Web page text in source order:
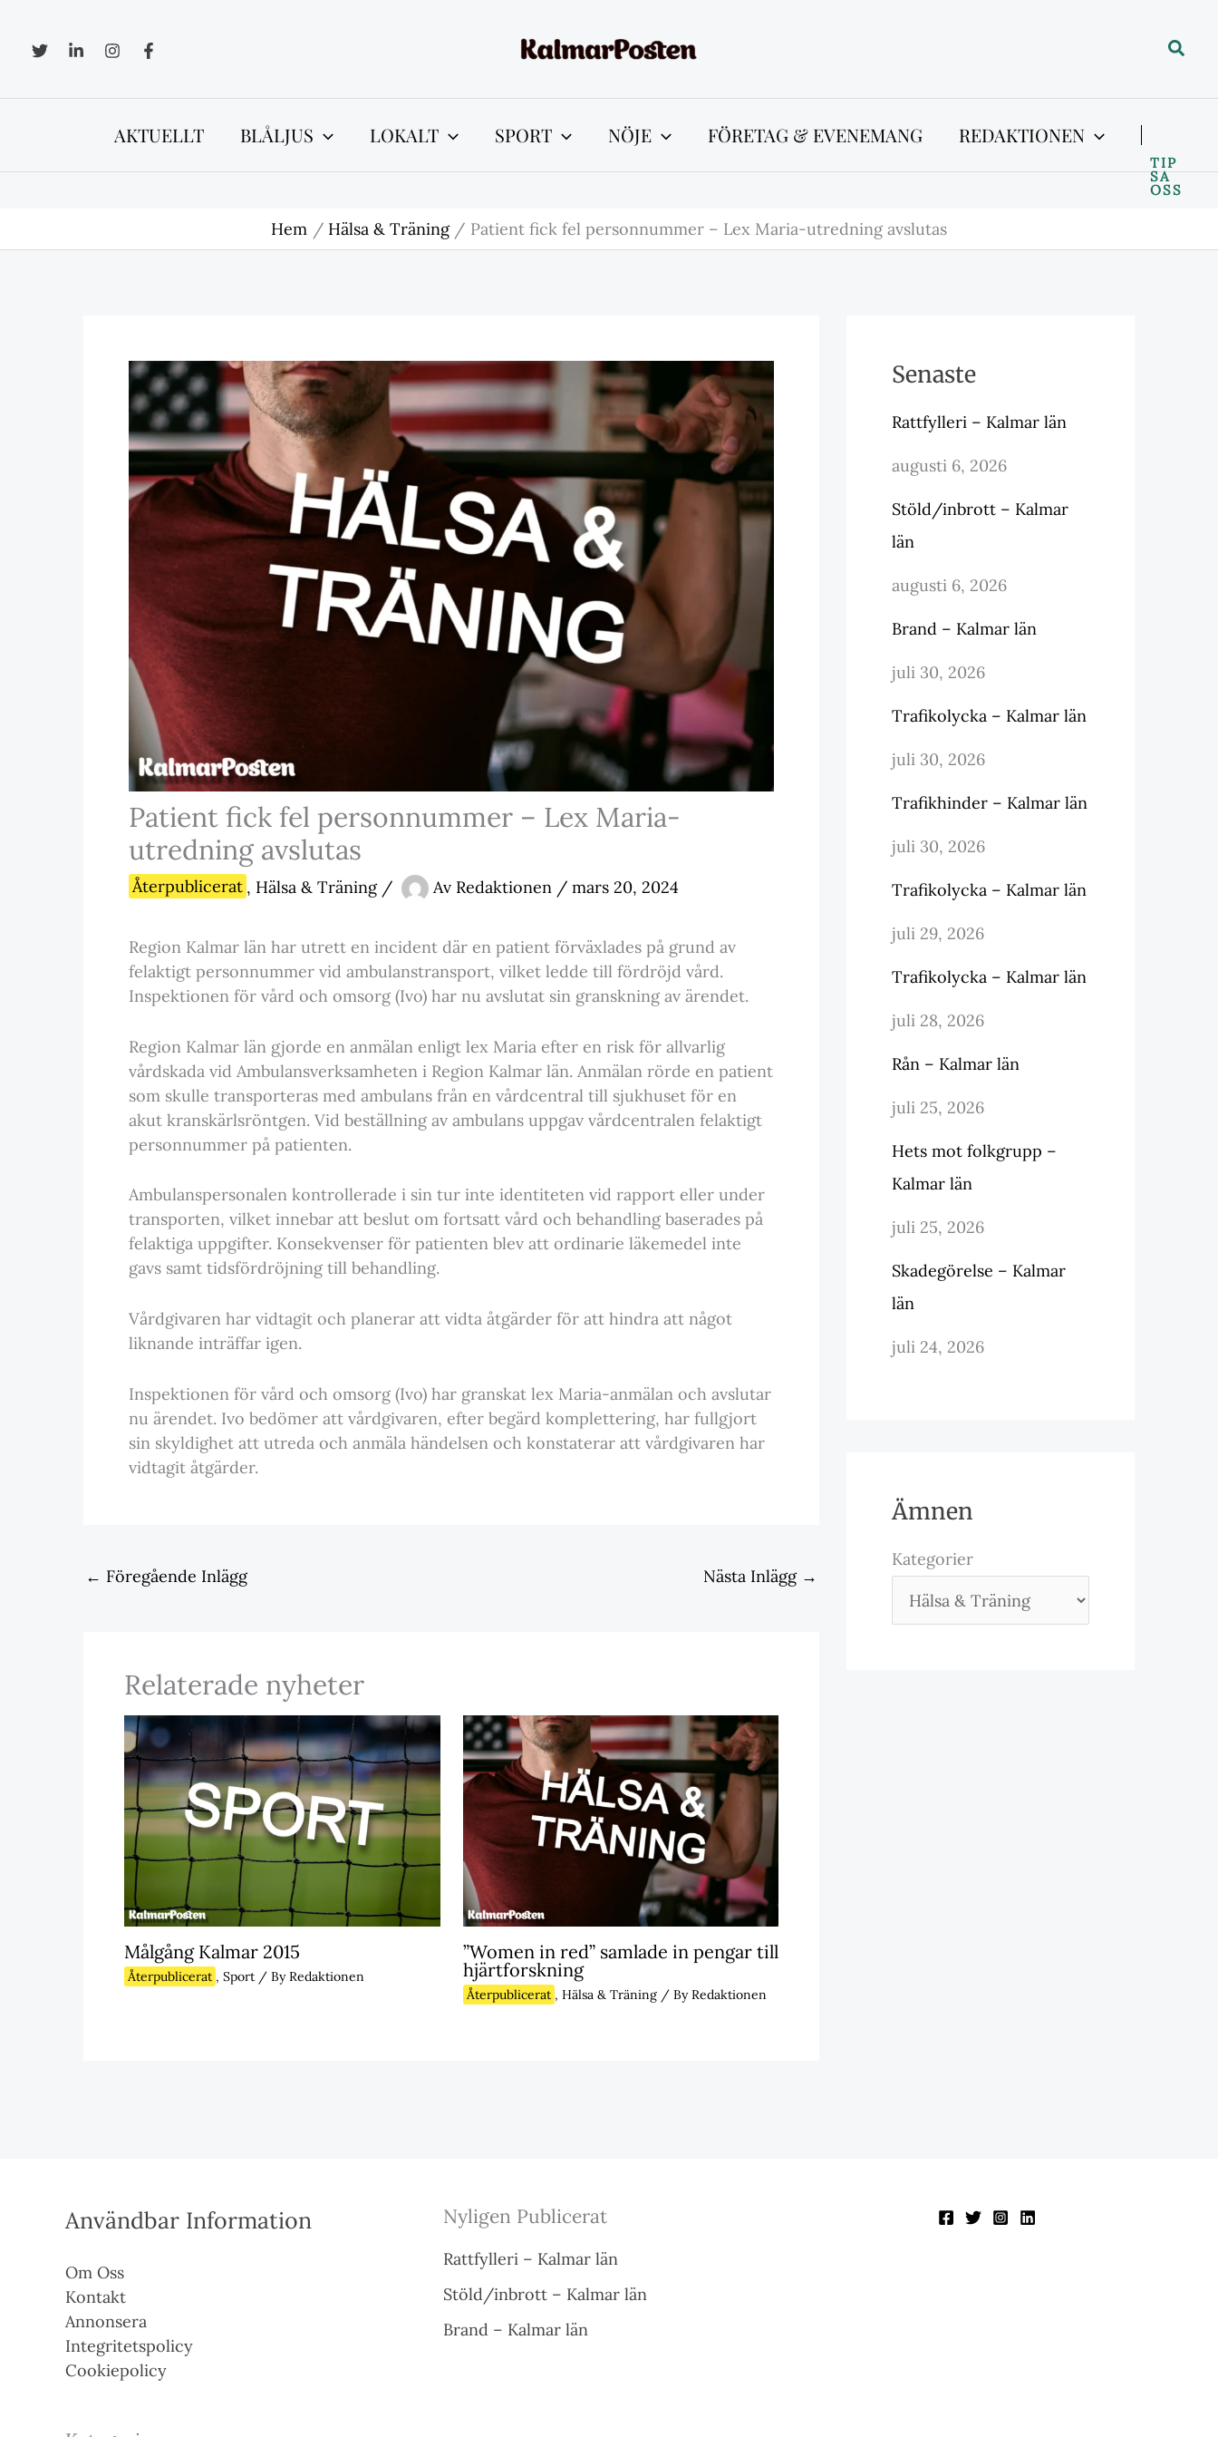
innehåll
Sök
AKTUELLT BLÅLJUS LOKALT SPORT NÖJE FÖRETAG & EVENEMANG REDAKTIONEN
TIP
SA
OSS
Hem Hälsa & Träning Patient fick fel personnummer – Lex Maria-utredning avslutas
Patient fick fel personnummer – Lex Maria-
utredning avslutas
Återpublicerat , Hälsa & Träning/ Av Redaktionen / mars 20, 2024
Region Kalmar län har utrett en incident där en patient förväxlades på grund av
felaktigt personnummer vid ambulanstransport, vilket ledde till fördröjd vård.
Inspektionen för vård och omsorg (Ivo) har nu avslutat sin granskning av ärendet.
Region Kalmar län gjorde en anmälan enligt lex Maria efter en risk för allvarlig
vårdskada vid Ambulansverksamheten i Region Kalmar län. Anmälan rörde en patient
som skulle transporteras med ambulans från en vårdcentral till sjukhuset för en
akut kranskärlsröntgen. Vid beställning av ambulans uppgav vårdcentralen felaktigt
personnummer på patienten.
Ambulanspersonalen kontrollerade i sin tur inte identiteten vid rapport eller under
transporten, vilket innebar att beslut om fortsatt vård och behandling baserades på
felaktiga uppgifter. Konsekvenser för patienten blev att ordinarie läkemedel inte
gavs samt tidsfördröjning till behandling.
Vårdgivaren har vidtagit och planerar att vidta åtgärder för att hindra att något
liknande inträffar igen.
Inspektionen för vård och omsorg (Ivo) har granskat lex Maria-anmälan och avslutar
nu ärendet. Ivo bedömer att vårdgivaren, efter begärd komplettering, har fullgjort
sin skyldighet att utreda och anmäla händelsen och konstaterar att vårdgivaren har
vidtagit åtgärder.
← Föregående Inlägg Nästa Inlägg →
Relaterade nyheter
Målgång Kalmar 2015
Återpublicerat , Sport / ByRedaktionen
”Women in red” samlade in pengar till
hjärtforskning
Återpublicerat , Hälsa & Träning/ ByRedaktionen
Senaste
Rattfylleri – Kalmar län
augusti 6, 2026
Stöld/inbrott – Kalmar
län
augusti 6, 2026
Brand – Kalmar län
juli 30, 2026
Trafikolycka – Kalmar län
juli 30, 2026
Trafikhinder – Kalmar län
juli 30, 2026
Trafikolycka – Kalmar län
juli 29, 2026
Trafikolycka – Kalmar län
juli 28, 2026
Rån – Kalmar län
juli 25, 2026
Hets mot folkgrupp –
Kalmar län
juli 25, 2026
Skadegörelse – Kalmar
län
juli 24, 2026
Ämnen
Kategorier
Användbar Information
Om Oss
Kontakt
Annonsera
Integritetspolicy
Cookiepolicy
Nyligen Publicerat
Rattfylleri – Kalmar län
Stöld/inbrott – Kalmar län
Brand – Kalmar län